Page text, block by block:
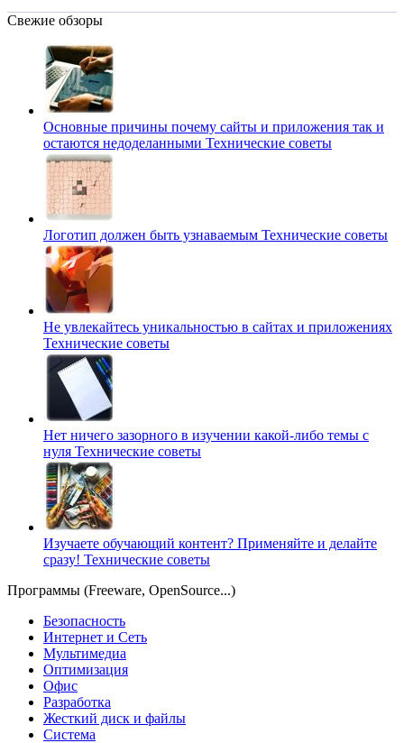
Свежие обзоры
Основные причины почему сайты и приложения так и
остаются недоделанными Технические советы
Логотип должен быть узнаваемым Технические советы
Не увлекайтесь уникальностью в сайтах и приложениях
Технические советы
Нет ничего зазорного в изучении какой-либо темы с
нуля Технические советы
Изучаете обучающий контент? Применяйте и делайте
сразу! Технические советы
Программы (Freeware, OpenSource...)
Безопасность
Интернет и Сеть
Мультимедиа
Оптимизация
Офис
Разработка
Жесткий диск и файлы
Система